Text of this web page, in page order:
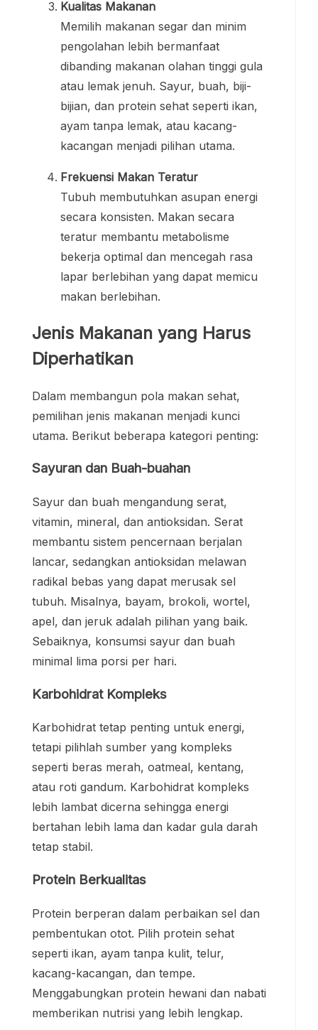
Kualitas Makanan
Memilih makanan segar dan minim
pengolahan lebih bermanfaat
dibanding makanan olahan tinggi gula
atau lemak jenuh. Sayur, buah, biji-
bijian, dan protein sehat seperti ikan,
ayam tanpa lemak, atau kacang-
kacangan menjadi pilihan utama.
Frekuensi Makan Teratur
Tubuh membutuhkan asupan energi
secara konsisten. Makan secara
teratur membantu metabolisme
bekerja optimal dan mencegah rasa
lapar berlebihan yang dapat memicu
makan berlebihan.
Jenis Makanan yang Harus
Diperhatikan
Dalam membangun pola makan sehat,
pemilihan jenis makanan menjadi kunci
utama. Berikut beberapa kategori penting:
Sayuran dan Buah-buahan
Sayur dan buah mengandung serat,
vitamin, mineral, dan antioksidan. Serat
membantu sistem pencernaan berjalan
lancar, sedangkan antioksidan melawan
radikal bebas yang dapat merusak sel
tubuh. Misalnya, bayam, brokoli, wortel,
apel, dan jeruk adalah pilihan yang baik.
Sebaiknya, konsumsi sayur dan buah
minimal lima porsi per hari.
Karbohidrat Kompleks
Karbohidrat tetap penting untuk energi,
tetapi pilihlah sumber yang kompleks
seperti beras merah, oatmeal, kentang,
atau roti gandum. Karbohidrat kompleks
lebih lambat dicerna sehingga energi
bertahan lebih lama dan kadar gula darah
tetap stabil.
Protein Berkualitas
Protein berperan dalam perbaikan sel dan
pembentukan otot. Pilih protein sehat
seperti ikan, ayam tanpa kulit, telur,
kacang-kacangan, dan tempe.
Menggabungkan protein hewani dan nabati
memberikan nutrisi yang lebih lengkap.